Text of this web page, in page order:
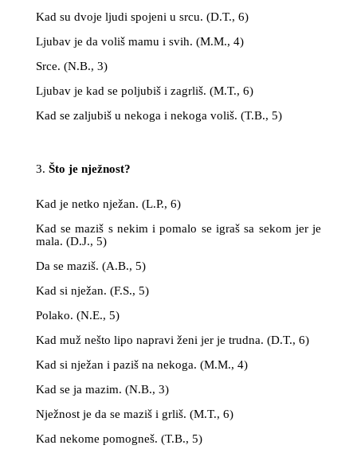
Kad su dvoje ljudi spojeni u srcu. (D.T., 6)
Ljubav je da voliš mamu i svih. (M.M., 4)
Srce. (N.B., 3)
Ljubav je kad se poljubiš i zagrliš. (M.T., 6)
Kad se zaljubiš u nekoga i nekoga voliš. (T.B., 5)
Što je nježnost?
Kad je netko nježan. (L.P., 6)
Kad se maziš s nekim i pomalo se igraš sa sekom jer je
mala. (D.J., 5)
Da se maziš. (A.B., 5)
Kad si nježan. (F.S., 5)
Polako. (N.E., 5)
Kad muž nešto lipo napravi ženi jer je trudna. (D.T., 6)
Kad si nježan i paziš na nekoga. (M.M., 4)
Kad se ja mazim. (N.B., 3)
Nježnost je da se maziš i grliš. (M.T., 6)
Kad nekome pomogneš. (T.B., 5)